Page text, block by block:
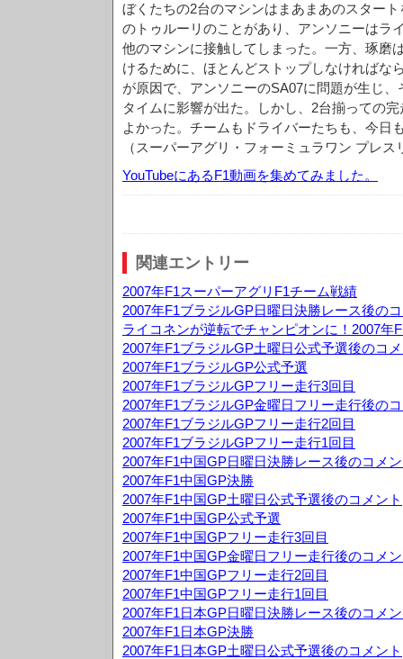
ぼくたちの2台のマシンはまあまあのスター
のトゥルーリのことがあり、アンソニーはラ
他のマシンに接触してしまった。一方、琢磨
けるために、ほとんどストップしなければな
が原因で、アンソニーのSA07に問題が生じ
タイムに影響が出た。しかし、2台揃っての
よかった。チームもドライバーたちも、今日
（スーパーアグリ・フォーミュラワン プレス
YouTubeにあるF1動画を集めてみました。
関連エントリー
2007年F1スーパーアグリF1チーム戦績
2007年F1ブラジルGP日曜日決勝レース後の
ライコネンが逆転でチャンピオンに！2007年
2007年F1ブラジルGP土曜日公式予選後のコ
2007年F1ブラジルGP公式予選
2007年F1ブラジルGPフリー走行3回目
2007年F1ブラジルGP金曜日フリー走行後の
2007年F1ブラジルGPフリー走行2回目
2007年F1ブラジルGPフリー走行1回目
2007年F1中国GP日曜日決勝レース後のコメ
2007年F1中国GP決勝
2007年F1中国GP土曜日公式予選後のコメント
2007年F1中国GP公式予選
2007年F1中国GPフリー走行3回目
2007年F1中国GP金曜日フリー走行後のコメ
2007年F1中国GPフリー走行2回目
2007年F1中国GPフリー走行1回目
2007年F1日本GP日曜日決勝レース後のコメ
2007年F1日本GP決勝
2007年F1日本GP土曜日公式予選後のコメント